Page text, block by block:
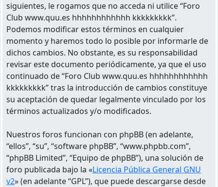
siguientes, le rogamos que no acceda ni utilice “Foro
Club www.quu.es hhhhhhhhhhhh kkkkkkkkk”.
Podemos modificar estos términos en cualquier
momento y haremos todo lo posible por informarle de
dichos cambios. No obstante, es su responsabilidad
revisar este documento periódicamente, ya que el uso
continuado de “Foro Club www.quu.es hhhhhhhhhhhh
kkkkkkkkk” tras la introducción de cambios constituye
su aceptación de quedar legalmente vinculado por los
términos actualizados y/o modificados.
Nuestros foros funcionan con phpBB (en adelante,
“ellos”, “su”, “software phpBB”, “www.phpbb.com”,
“phpBB Limited”, “Equipo de phpBB”), una solución de
foro publicada bajo la «Licencia Pública General GNU
v2» (en adelante “GPL”), que puede descargarse desde